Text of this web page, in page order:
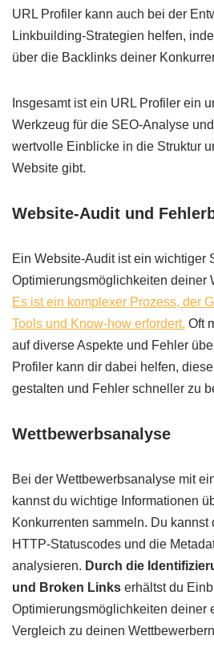
URL Profiler kann auch bei der
Linkbuilding-Strategien helfen,
über die Backlinks deiner
Insgesamt ist ein URL Profiler ein
Werkzeug für die SEO-Analyse
wertvolle Einblicke in die Struktur
Website gibt.
Website-Audit und
Ein Website-Audit ist ein wichtiger
Optimierungsmöglichkeiten deiner
Es ist ein komplexer Prozess, der
Tools und Know-how erfordert. Oft
auf diverse Aspekte und Fehler
Profiler kann dir dabei helfen,
gestalten und Fehler schneller zu
Wettbewerbsanalyse
Bei der Wettbewerbsanalyse mit
kannst du wichtige Informationen
Konkurrenten sammeln. Du kannst
HTTP-Statuscodes und die
analysieren. Durch die
und Broken Links erhältst du
Optimierungsmöglichkeiten deiner
Vergleich zu deinen